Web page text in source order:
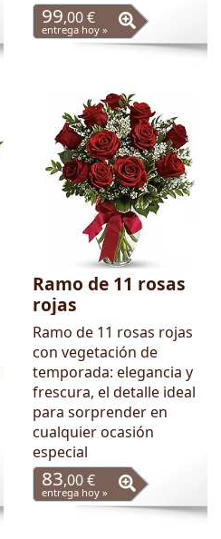
99,00 €
entrega hoy »
Ramo de 11 rosas
rojas
Ramo de 11 rosas rojas
con vegetación de
temporada: elegancia y
frescura, el detalle ideal
para sorprender en
cualquier ocasión
especial
83,00 €
entrega hoy »